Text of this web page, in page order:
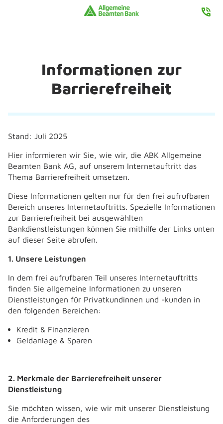
Informationen zur
Barrierefreiheit
Stand: Juli 2025
Hier informieren wir Sie, wie wir, die ABK Allgemeine
Beamten Bank AG, auf unserem Internetauftritt das
Thema Barrierefreiheit umsetzen.
Diese Informationen gelten nur für den frei aufrufbaren
Bereich unseres Internetauftritts. Spezielle Informationen
zur Barrierefreiheit bei ausgewählten
Bankdienstleistungen können Sie mithilfe der Links unten
auf dieser Seite abrufen.
1. Unsere Leistungen
In dem frei aufrufbaren Teil unseres Internetauftritts
finden Sie allgemeine Informationen zu unseren
Dienstleistungen für Privatkundinnen und -kunden in
den folgenden Bereichen:
Kredit & Finanzieren
Geldanlage & Sparen
2. Merkmale der Barrierefreiheit unserer
Dienstleistung
Sie möchten wissen, wie wir mit unserer Dienstleistung
die Anforderungen des